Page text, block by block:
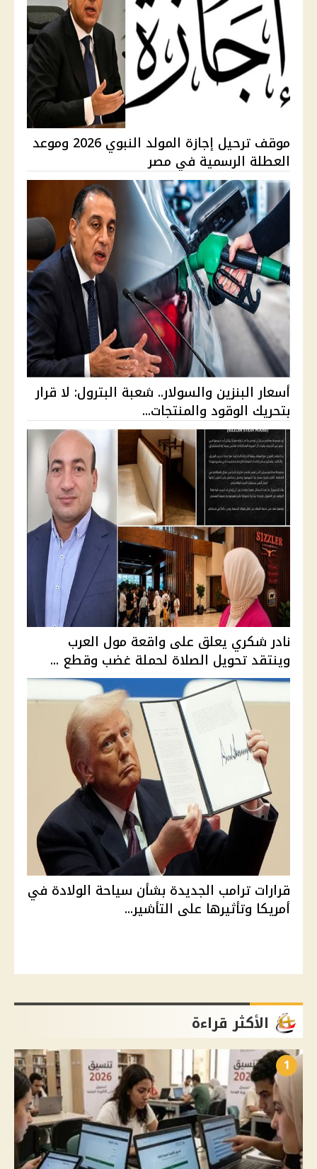
موقف ترحيل إجازة المولد النبوي 2026 وموعد
العطلة الرسمية في مصر
أسعار البنزين والسولار.. شعبة البترول: لا قرار
بتحريك الوقود والمنتجات...
نادر شكري يعلق على واقعة مول العرب
وينتقد تحويل الصلاة لحملة غضب وقطع ...
قرارات ترامب الجديدة بشأن سياحة الولادة في
أمريكا وتأثيرها على التأشير...
الأكثر قراءة
1